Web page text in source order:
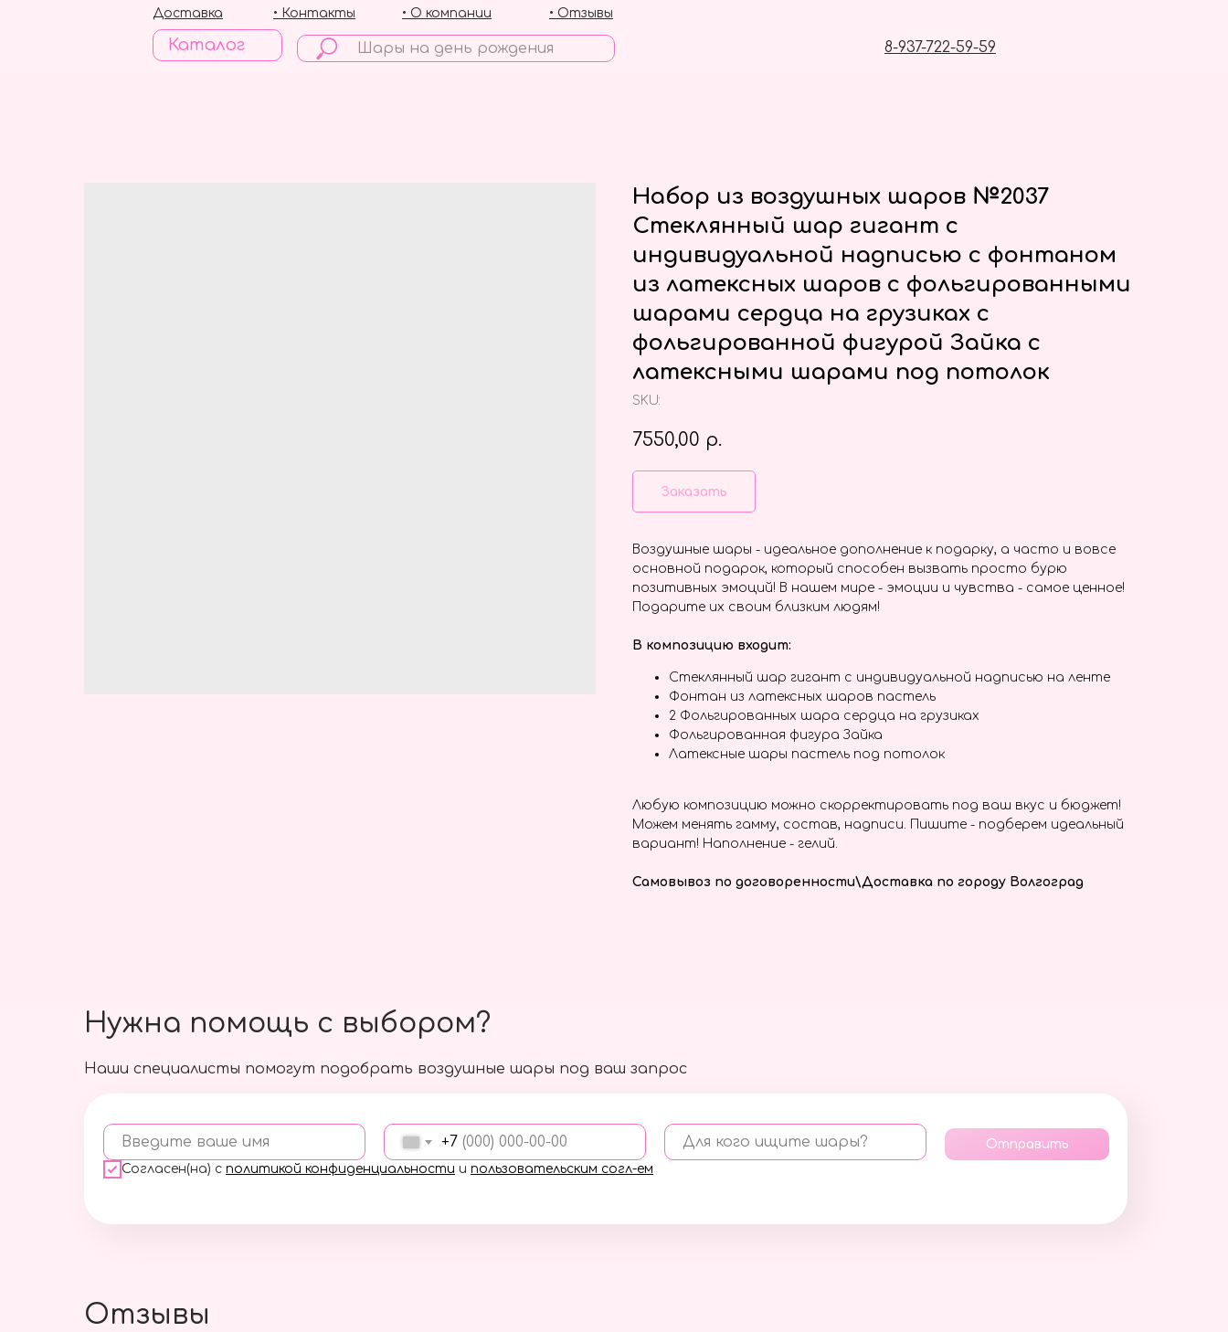
Каталог 8-937-722-59-59
• Отзывы
• О компании
• Контакты
Доставка
Набор из воздушных шаров №2037
Стеклянный шар гигант с
индивидуальной надписью с фонтаном
из латексных шаров с фольгированными
шарами сердца на грузиках с
фольгированной фигурой Зайка с
латексными шарами под потолок
SKU:
7550,00 р.
Заказать
Воздушные шары - идеальное дополнение к подарку, а часто и вовсе
основной подарок, который способен вызвать просто бурю
позитивных эмоций! В нашем мире - эмоции и чувства - самое ценное!
Подарите их своим близким людям!
В композицию входит:
Стеклянный шар гигант с индивидуальной надписью на ленте
Фонтан из латексных шаров пастель
2 Фольгированных шара сердца на грузиках
Фольгированная фигура Зайка
Латексные шары пастель под потолок
Любую композицию можно скорректировать под ваш вкус и бюджет!
Можем менять гамму, состав, надписи. Пишите - подберем идеальный
вариант! Наполнение - гелий.
Самовывоз по договоренности\Доставка по городу Волгоград
Наши специалисты помогут подобрать воздушные шары под ваш запрос
Введите ваше имя +7 Для кого ищите шары?
Согласен(на) с политикой конфиденциальности и пользовательским согл-ем
Отправить
Нужна помощь с выбором?
Отзывы